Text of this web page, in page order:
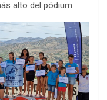
alto del pódium.